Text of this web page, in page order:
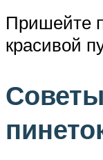
Пришейте
красивой